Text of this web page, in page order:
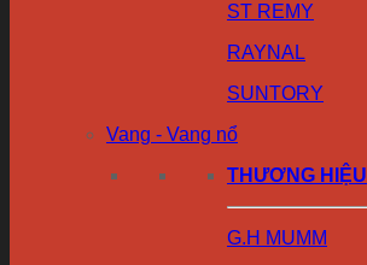
ST REMY
RAYNAL
SUNTORY
Vang - Vang nổ
THƯƠNG HIỆU
G.H MUMM